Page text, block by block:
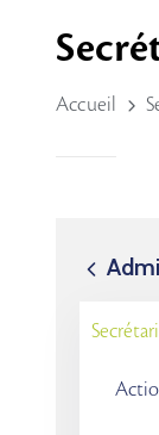
Accueil